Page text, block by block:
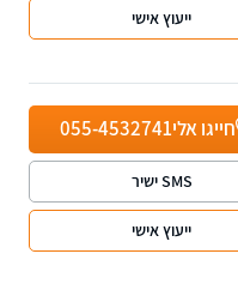
ייעוץ אישי
חייגו אלי055-4532741
SMS ישיר
ייעוץ אישי